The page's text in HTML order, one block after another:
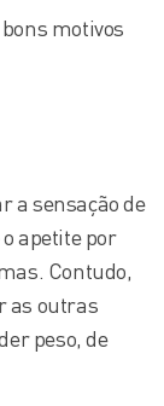
motivos
a sensação de
apetite por
Contudo,
as outras
peso, de